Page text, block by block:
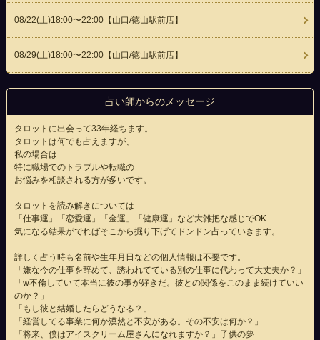
08/22(土)18:00〜22:00【山口/徳山駅前店】
08/29(土)18:00〜22:00【山口/徳山駅前店】
占い師からのメッセージ
タロットに出会って33年経ちます。
タロットは何でも占えますが、
私の場合は
特に職場でのトラブルや転職の
お悩みを相談される方が多いです。
タロットを読み解きについては
「仕事運」「恋愛運」「金運」「健康運」など大雑把な感じでOK
気になる結果がでればそこから掘り下げてドンドン占っていきます。
詳しく占う時も名前や生年月日などの個人情報は不要です。
「嫌な今の仕事を辞めて、誘われてている別の仕事に代わって大丈夫か？」
「w不倫していて本当に彼の事が好きだ。彼との関係をこのまま続けていい
のか？」
「もし彼と結婚したらどうなる？」
「経営してる事業に何か漠然と不安がある。その不安は何か？」
「将来、僕はアイスクリーム屋さんになれますか？」子供の夢